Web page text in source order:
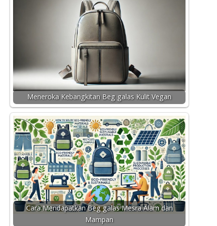
Meneroka Kebangkitan Beg galas Kulit Vegan
Cara Mendapatkan Beg galas Mesra Alam dan
Mampan